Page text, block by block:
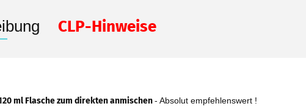
CLP-Hinweise
ml Flasche zum direkten anmischen- Absolut empfehlenswert !